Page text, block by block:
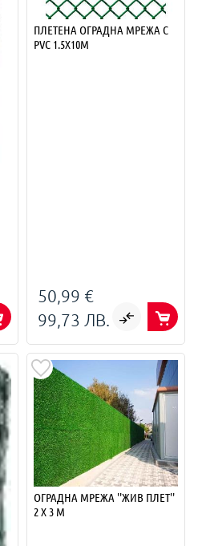
ПЛЕТЕНА ОГРАДНА МРЕЖА С
PVC 1.5X10M
50,99 €
99,73 ЛВ.
ОГРАДНА МРЕЖА ''ЖИВ ПЛЕТ''
2 Х 3 М